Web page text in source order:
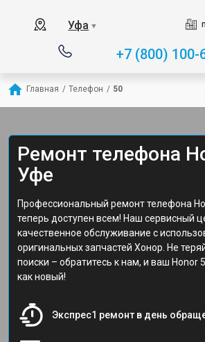
Уфа ▼
+7 (800) 100-
Главная / Телефон / 50
Ремонт телефона
Уфе
Профессиональный ремонт телефона
теперь доступен всем! Наш сервисный
качественное обслуживание с
оригинальных запчастей Хонор. Не
поиски – обратитесь к нам, и ваш Honor
как новый!
Экспрес1 ремонт в день